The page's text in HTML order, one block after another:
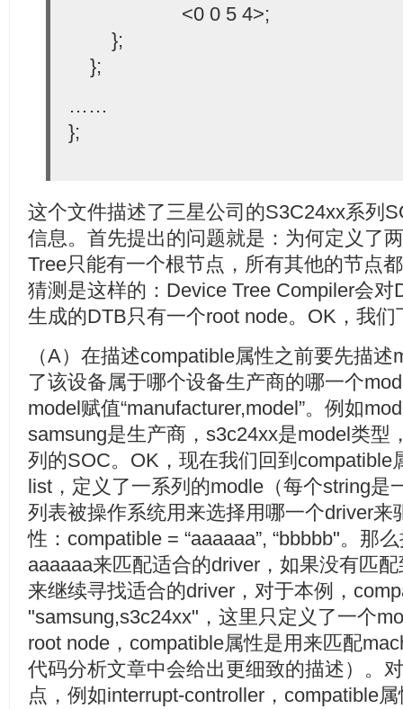
<0 0 5 4>;
};
};
……
};
这个文件描述了三星公司的S3C24xx系列
信息。首先提出的问题就是：为何定义了
Tree只能有一个根节点，所有其他的节点
猜测是这样的：Device Tree Compiler会
生成的DTB只有一个root node。OK，我
（A）在描述compatible属性之前要先描
了该设备属于哪个设备生产商的哪一个
model赋值“manufacturer,model”。例如
samsung是生产商，s3c24xx是model类型
列的SOC。OK，现在我们回到compatible
list，定义了一系列的modle（每个string是
列表被操作系统用来选择用哪一个driver来
性：compatible = “aaaaaa”, “bbbbb"。那
aaaaaa来匹配适合的driver，如果没有匹
来继续寻找适合的driver，对于本例，
"samsung,s3c24xx"，这里只定义了一个
root node，compatible属性是用来匹配
代码分析文章中会给出更细致的描述）。
点，例如interrupt-controller，compatible